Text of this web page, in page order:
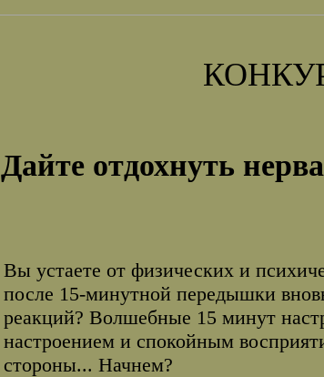
Дайте отдохнуть
Вы устаете от физических и
после 15-минутной передышки
реакций? Волшебные 15 минут
настроением и спокойным
стороны... Начнем?